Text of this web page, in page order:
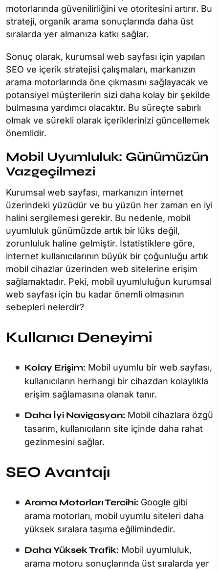
motorlarında güvenilirliğini ve otoritesini artırır. Bu
strateji, organik arama sonuçlarında daha üst
sıralarda yer almanıza katkı sağlar.
Sonuç olarak, kurumsal web sayfası için yapılan
SEO ve içerik stratejisi çalışmaları, markanızın
arama motorlarında öne çıkmasını sağlayacak ve
potansiyel müşterilerin sizi daha kolay bir şekilde
bulmasına yardımcı olacaktır. Bu süreçte sabırlı
olmak ve sürekli olarak içeriklerinizi güncellemek
önemlidir.
Mobil Uyumluluk: Günümüzün
Vazgeçilmezi
Kurumsal web sayfası, markanızın internet
üzerindeki yüzüdür ve bu yüzün her zaman en iyi
halini sergilemesi gerekir. Bu nedenle, mobil
uyumluluk günümüzde artık bir lüks değil,
zorunluluk haline gelmiştir. İstatistiklere göre,
internet kullanıcılarının büyük bir çoğunluğu artık
mobil cihazlar üzerinden web sitelerine erişim
sağlamaktadır. Peki, mobil uyumluluğun kurumsal
web sayfası için bu kadar önemli olmasının
sebepleri nelerdir?
Kullanıcı Deneyimi
Kolay Erişim: Mobil uyumlu bir web sayfası,
kullanıcıların herhangi bir cihazdan kolaylıkla
erişim sağlamasına olanak tanır.
Daha İyi Navigasyon: Mobil cihazlara özgü
tasarım, kullanıcıların site içinde daha rahat
gezinmesini sağlar.
SEO Avantajı
Arama Motorları Tercihi: Google gibi
arama motorları, mobil uyumlu siteleri daha
yüksek sıralara taşıma eğilimindedir.
Daha Yüksek Trafik: Mobil uyumluluk,
arama motoru sonuçlarında üst sıralarda yer